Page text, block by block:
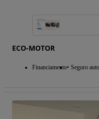
ECO-MOTOR
Financiamento Seguro